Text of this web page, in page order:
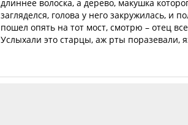
длиннее волоска, а дерево, макушка
загляделся, голова у него закружилась, и
пошел опять на тот мост, смотрю – отец
Услыхали это старцы, аж рты поразевали,